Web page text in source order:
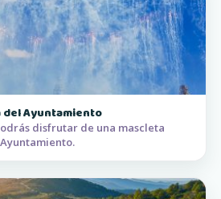
del Ayuntamiento
disfrutar de una mascleta